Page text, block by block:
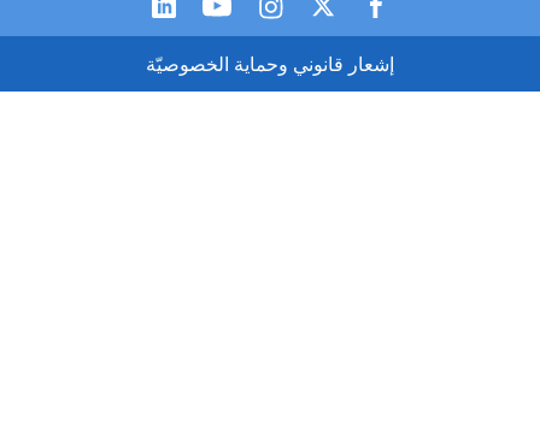
إشعار قانوني وحماية الخصوصيّة